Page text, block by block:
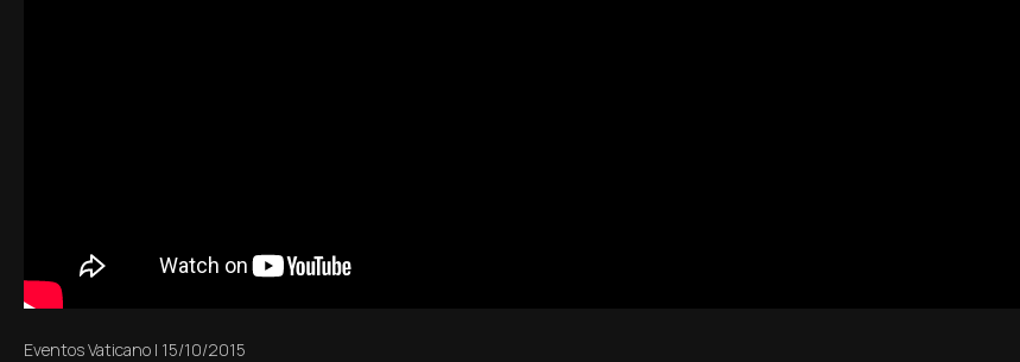
Eventos Vaticano | 15/10/2015